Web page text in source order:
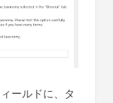
ールドに、タ